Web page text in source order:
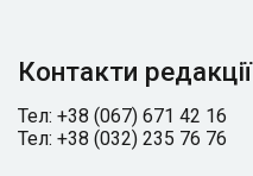
Контакти редакції
Тел: +38 (067) 671 42 16
Тел: +38 (032) 235 76 76